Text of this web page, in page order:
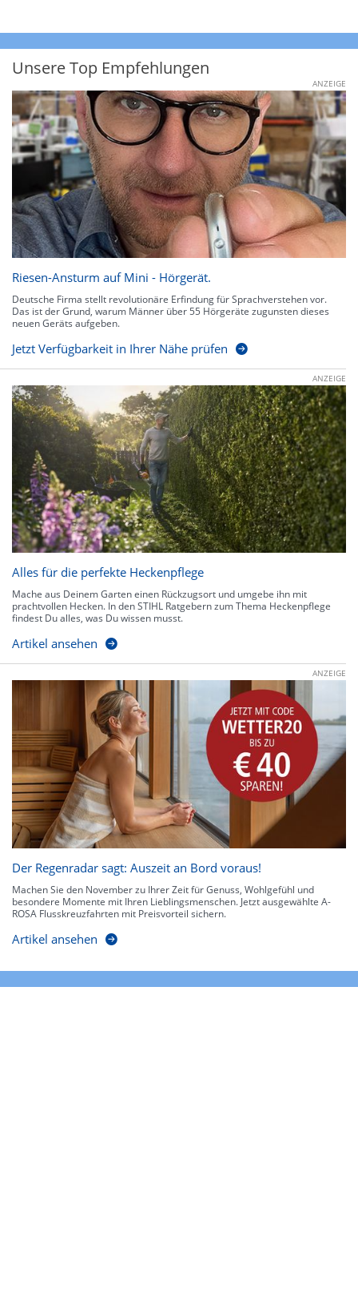
Unsere Top Empfehlungen
ANZEIGE
Riesen-Ansturm auf Mini - Hörgerät.
Deutsche Firma stellt revolutionäre Erfindung für Sprachverstehen vor.
Das ist der Grund, warum Männer über 55 Hörgeräte zugunsten dieses
neuen Geräts aufgeben.
Jetzt Verfügbarkeit in Ihrer Nähe prüfen
ANZEIGE
Alles für die perfekte Heckenpflege
Mache aus Deinem Garten einen Rückzugsort und umgebe ihn mit
prachtvollen Hecken. In den STIHL Ratgebern zum Thema Heckenpflege
findest Du alles, was Du wissen musst.
Artikel ansehen
ANZEIGE
Der Regenradar sagt: Auszeit an Bord voraus!
Machen Sie den November zu Ihrer Zeit für Genuss, Wohlgefühl und
besondere Momente mit Ihren Lieblingsmenschen. Jetzt ausgewählte A-
ROSA Flusskreuzfahrten mit Preisvorteil sichern.
Artikel ansehen